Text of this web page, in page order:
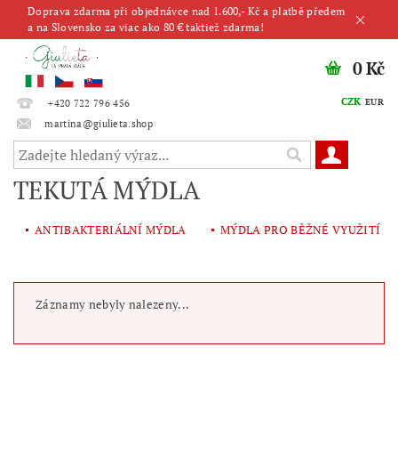
Doprava zdarma při objednávce nad 1.600,- Kč a platbě předem
a na Slovensko za viac ako 80 € taktiež zdarma!
+420 722 796 456
martina@giulieta.shop
CZK EUR
0 Kč
TEKUTÁ MÝDLA
ANTIBAKTERIÁLNÍ MÝDLA MÝDLA PRO BĚŽNÉ VYUŽITÍ
Záznamy nebyly nalezeny...